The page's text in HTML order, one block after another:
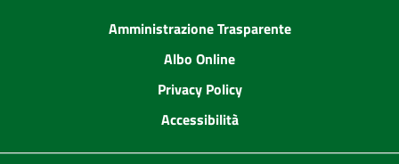
Amministrazione Trasparente
Albo Online
Privacy Policy
Accessibilità